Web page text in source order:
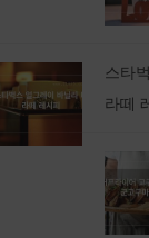
스타
라떼